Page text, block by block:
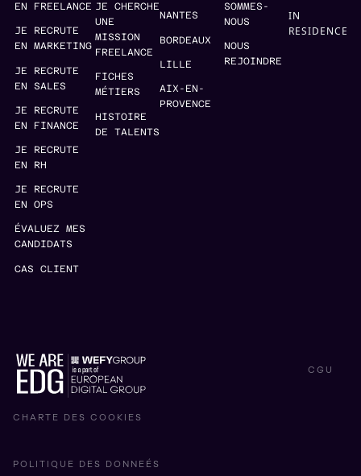
EN FREELANCE
JE RECRUTE
EN MARKETING
JE RECRUTE
EN SALES
JE RECRUTE
EN FINANCE
JE RECRUTE
EN RH
JE RECRUTE
EN OPS
ÉVALUEZ MES
CANDIDATS
CAS CLIENT
JE CHERCHE
UNE
MISSION
FREELANCE
FICHES
MÉTIERS
HISTOIRE
DE TALENTS
NANTES
BORDEAUX
LILLE
AIX-EN-
PROVENCE
SOMMES-
NOUS
NOUS
REJOINDRE
IN
RESIDENCE
CHARTE DES COOKIES
POLITIQUE DES DONNEÉS
CGU